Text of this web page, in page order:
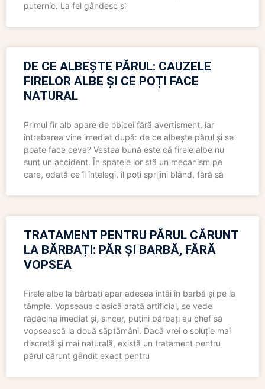
puternic. La fel gândesc și
DE CE ALBEȘTE PĂRUL: CAUZELE
FIRELOR ALBE ȘI CE POȚI FACE
NATURAL
Primul fir alb apare de obicei fără avertisment, iar
întrebarea vine imediat după: de ce albește părul și se
poate face ceva? Vestea bună este că firele albe nu
sunt un accident. În spatele lor stă un mecanism pe
care, odată ce îl înțelegi, îl poți sprijini blând, fără să
TRATAMENT PENTRU PĂRUL CĂRUNT
LA BĂRBAȚI: PĂR ȘI BARBĂ, FĂRĂ
VOPSEA
Firele albe la bărbați apar adesea întâi în barbă și pe la
tâmple. Vopseaua clasică arată artificial, se vede
rădăcina imediat și, sincer, puțini bărbați au chef să
vopsească la două săptămâni. Dacă vrei o soluție mai
discretă și mai naturală, există un tratament pentru
părul cărunt gândit exact pentru